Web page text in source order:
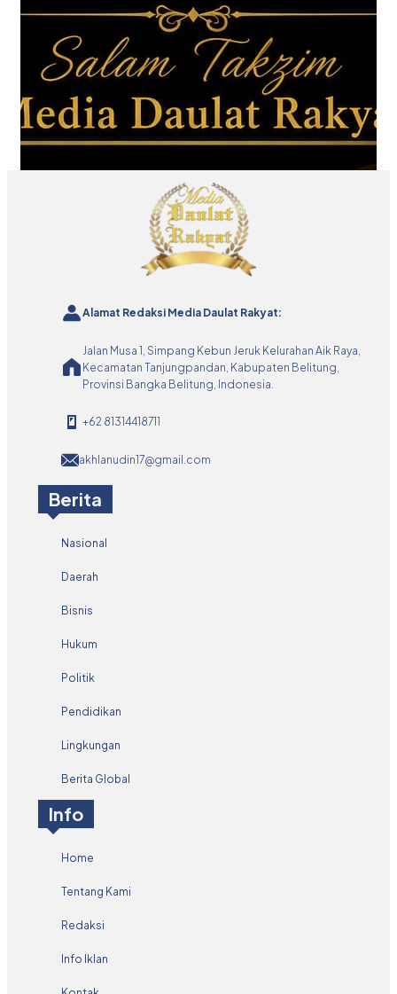
Alamat Redaksi Media Daulat Rakyat:
Jalan Musa 1, Simpang Kebun Jeruk Kelurahan Aik Raya,
Kecamatan Tanjungpandan, Kabupaten Belitung,
Provinsi Bangka Belitung, Indonesia.
+62 81314418711
akhlanudin17@gmail.com
Berita
Nasional
Daerah
Bisnis
Hukum
Politik
Pendidikan
Lingkungan
Berita Global
Info
Home
Tentang Kami
Redaksi
Info Iklan